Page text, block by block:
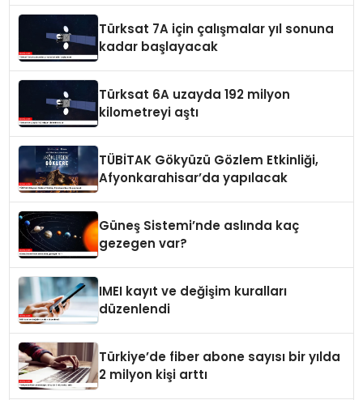
Türksat 7A için çalışmalar yıl sonuna
kadar başlayacak
Türksat 6A uzayda 192 milyon
kilometreyi aştı
TÜBİTAK Gökyüzü Gözlem Etkinliği,
Afyonkarahisar’da yapılacak
Güneş Sistemi’nde aslında kaç
gezegen var?
IMEI kayıt ve değişim kuralları
düzenlendi
Türkiye’de fiber abone sayısı bir yılda
2 milyon kişi arttı